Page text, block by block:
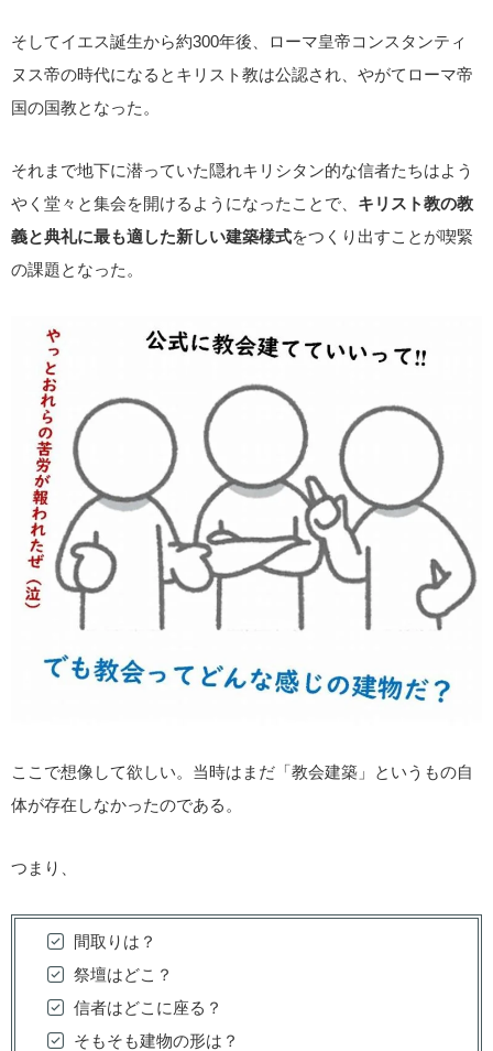
そしてイエス誕生から約300年後、ローマ皇帝コンスタンティ
ヌス帝の時代になるとキリスト教は公認され、やがてローマ帝
国の国教となった。
それまで地下に潜っていた隠れキリシタン的な信者たちはよう
やく堂々と集会を開けるようになったことで、 キリスト教の教
義と典礼に最も適した新しい建築様式をつくり出すことが喫緊
の課題となった。
ここで想像して欲しい。当時はまだ「教会建築」というもの自
体が存在しなかったのである。
つまり、
間取りは？
祭壇はどこ？
信者はどこに座る？
そもそも建物の形は？